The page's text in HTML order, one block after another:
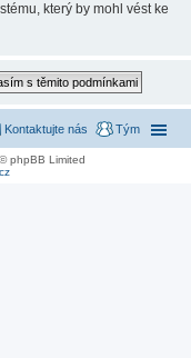
který by mohl vést ke
Tým
Kontaktujte nás
phpBB Limited